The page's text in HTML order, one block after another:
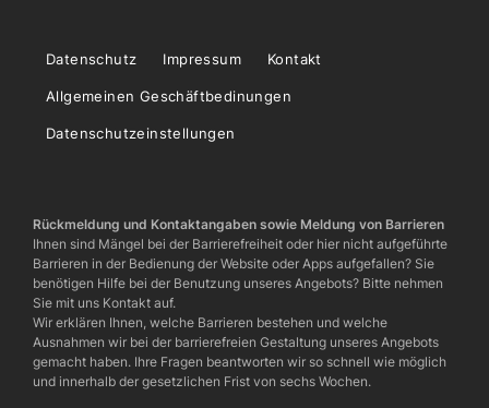
Datenschutz Impressum Kontakt
Allgemeinen Geschäftbedinungen
Datenschutzeinstellungen
Rückmeldung und Kontaktangaben sowie Meldung von Barrieren
Ihnen sind Mängel bei der Barrierefreiheit oder hier nicht aufgeführte
Barrieren in der Bedienung der Website oder Apps aufgefallen? Sie
benötigen Hilfe bei der Benutzung unseres Angebots? Bitte nehmen
Sie mit uns Kontakt auf.
Wir erklären Ihnen, welche Barrieren bestehen und welche
Ausnahmen wir bei der barrierefreien Gestaltung unseres Angebots
gemacht haben. Ihre Fragen beantworten wir so schnell wie möglich
und innerhalb der gesetzlichen Frist von sechs Wochen.